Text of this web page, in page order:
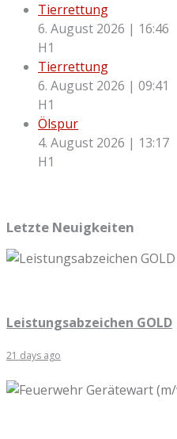
Tierrettung
6. August 2026 | 16:46
H1
Tierrettung
6. August 2026 | 09:41
H1
Ölspur
4. August 2026 | 13:17
H1
Letzte Neuigkeiten
Leistungsabzeichen GOLD
21 days ago